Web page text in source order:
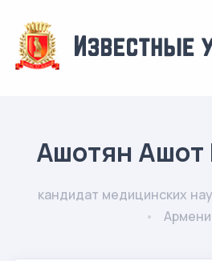
Ашотян Ашот
кандидат медицинских